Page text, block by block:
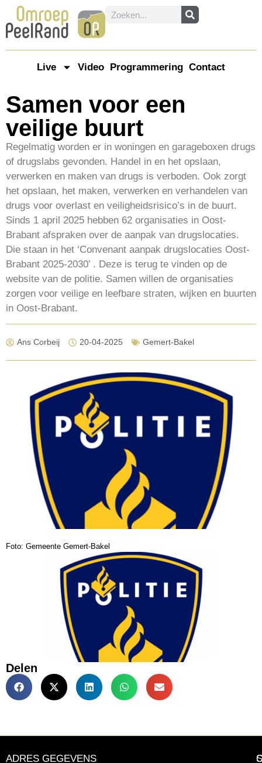
Live Video Programmering Contact
Samen voor een
veilige buurt
Regelmatig worden er in woningen en garageboxen drugs
of drugslabs gevonden. Handel in en het opslaan,
verwerken en maken van drugs is verboden. Ook zorgt
het opslaan, het maken, verwerken en verhandelen van
drugs voor overlast en veiligheidsrisico’s in de buurt.
Sinds 1 april 2025 hebben 62 organisaties in Oost-
Brabant afspraken over de aanpak van drugslocaties.
Die staan in het ‘Convenant aanpak drugslocaties Oost-
Brabant 2025-2030’ . Deze is terug te vinden op de
website van de politie. Samen willen de organisaties
zorgen voor veilige en leefbare straten, wijken en buurten
in Oost-Brabant.
Ans Corbeij 20-04-2025 Gemert-Bakel
Foto: Gemeente Gemert-Bakel
Delen
ADRES GEGEVENS